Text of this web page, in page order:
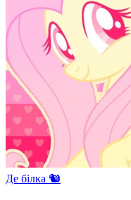
Де білка 🐿️